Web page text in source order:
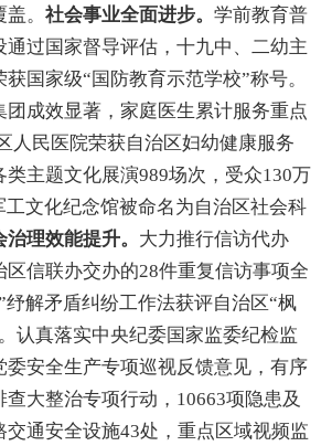
。 社会事业全面进步。 学前教育普
通过国家督导评估，十九中、二幼主
获国家级“国防教育示范学校”称号。
团成效显著，家庭医生累计服务重点
人民医院荣获自治区妇幼健康服务
类主题文化展演989场次 ，受众130万
工文化纪念馆被命名为自治区社会科
治理效能提升。 大力推行信访代办
区信联办交办的28件重复信访事项全
纾解矛盾纠纷工作法获评自治区“枫
认真落实中央纪委国家监委纪检监
委安全生产专项巡视反馈意见，有序
大整治专项行动，10663项隐患及
交通安全设施43处，重点区域视频监